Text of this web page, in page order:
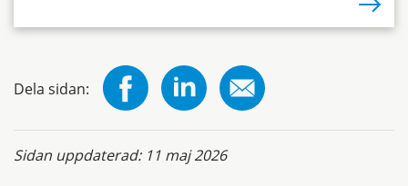
Dela sidan:
Sidan uppdaterad: 11 maj 2026